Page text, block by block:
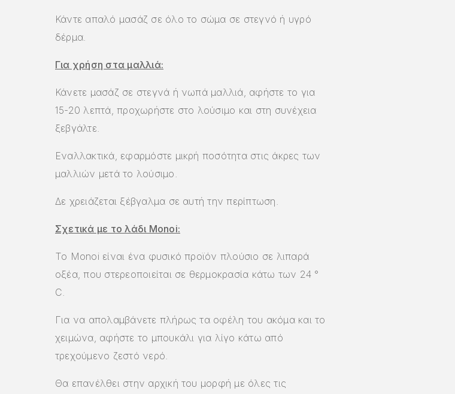
Κάντε απαλό μασάζ σε όλο το σώμα σε στεγνό ή υγρό
δέρμα.
Για χρήση στα μαλλιά:
Κάνετε μασάζ σε στεγνά ή νωπά μαλλιά, αφήστε το για
15-20 λεπτά, προχωρήστε στο λούσιμο και στη συνέχεια
ξεβγάλτε.
Εναλλακτικά, εφαρμόστε μικρή ποσότητα στις άκρες των
μαλλιών μετά το λούσιμο.
Δε χρειάζεται ξέβγαλμα σε αυτή την περίπτωση.
Σχετικά με το λάδι Monoi:
Το Monoi είναι ένα φυσικό προϊόν πλούσιο σε λιπαρά
οξέα, που στερεοποιείται σε θερμοκρασία κάτω των 24 °
C.
Για να απολαμβάνετε πλήρως τα οφέλη του ακόμα και το
χειμώνα, αφήστε το μπουκάλι για λίγο κάτω από
τρεχούμενο ζεστό νερό.
Θα επανέλθει στην αρχική του μορφή με όλες τις